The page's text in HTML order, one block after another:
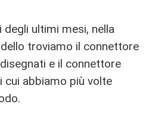
ultimi mesi, nella
troviamo il connettore
e il connettore
abbiamo più volte